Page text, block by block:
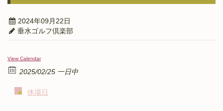
2024年09月22日
垂水ゴルフ倶楽部
View Calendar
2025/02/25 一日中
休場日